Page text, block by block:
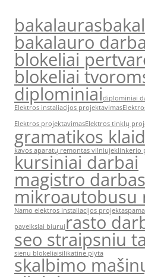
bakalauras
bakalauro
blokeliai
blokeliai
diplominiaidiplominiai
Elektros instaliacijos projektavimas
Elektros projektavimasElektros tinklų
gramatikos
kavos aparatų remontas vilniujeklinkerio
kursiniai darbai
magistro darbas
mikroautobusu
Namo elektros instaliacijos projektas
paveikslai biurui rasto
seo straipsniu
sienu blokeliaisilikatine plyta
skalbimo